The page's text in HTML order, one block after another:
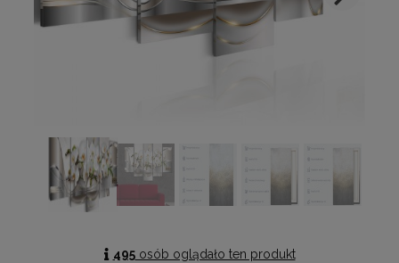
495osób oglądało ten produkt